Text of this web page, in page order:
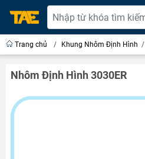
Trang chủ / Khung Nhôm Định Hình /
Nhôm Định Hình 3030ER